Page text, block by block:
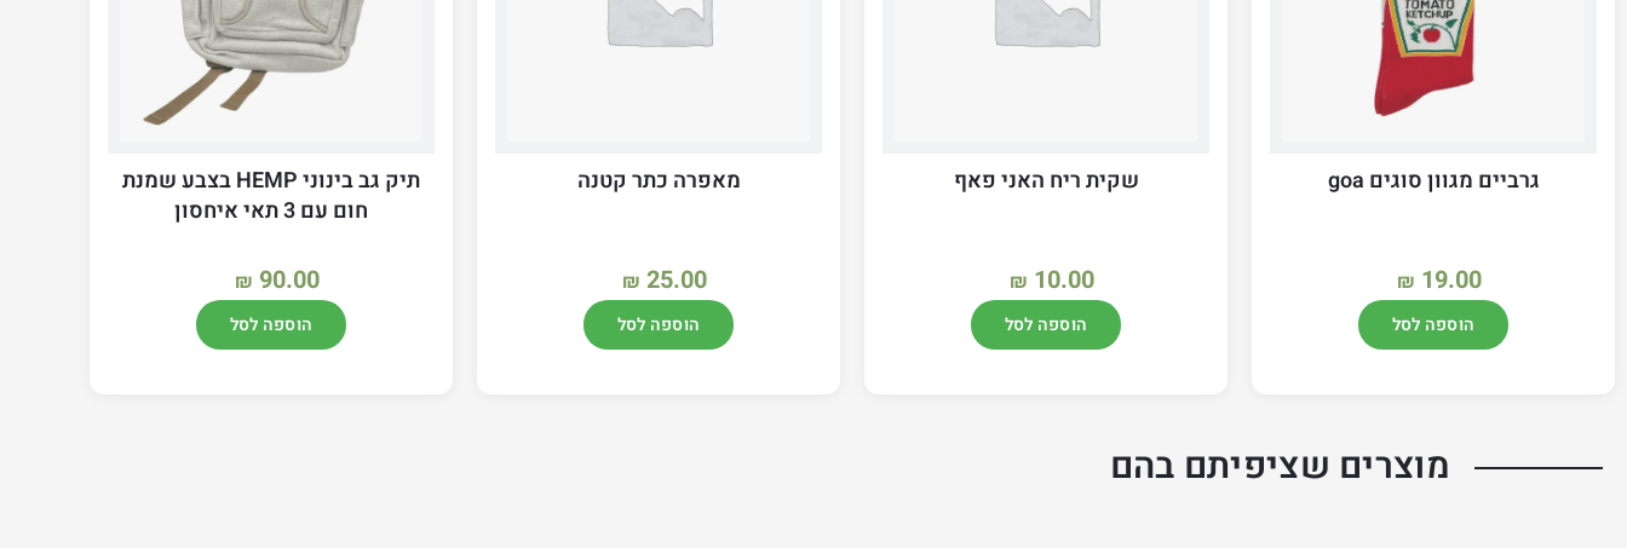
גרביים מגוון סוגים goa
₪ 19.00
הוספה לסל
שקית ריח האני פאף
₪ 10.00
הוספה לסל
מאפרה כתר קטנה
₪ 25.00
הוספה לסל
תיק גב בינוני HEMP בצבע שמנת
חום עם 3 תאי איחסון
₪ 90.00
הוספה לסל
מוצרים שציפיתם בהם